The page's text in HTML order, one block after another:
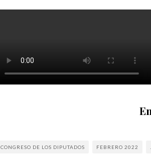
CONGRESO DE LOS DIPUTADOS FEBRERO 2022